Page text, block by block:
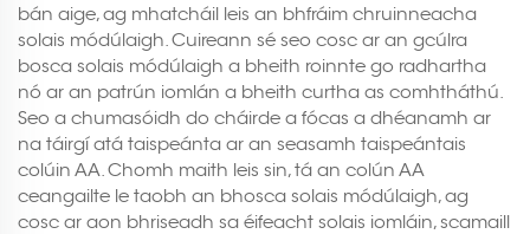
bán aige, ag mhatcháil leis an bhfráim chruinneacha
solais módúlaigh. Cuireann sé seo cosc ar an gcúlra
bosca solais módúlaigh a bheith roinnte go radhartha
nó ar an patrún iomlán a bheith curtha as comhtháthú.
Seo a chumasóidh do cháirde a fócas a dhéanamh ar
na táirgí atá taispeánta ar an seasamh taispeántais
colúin AA. Chomh maith leis sin, tá an colún AA
ceangailte le taobh an bhosca solais módúlaigh, ag
cosc ar aon bhriseadh sa éifeacht solais iomláin, scamaill